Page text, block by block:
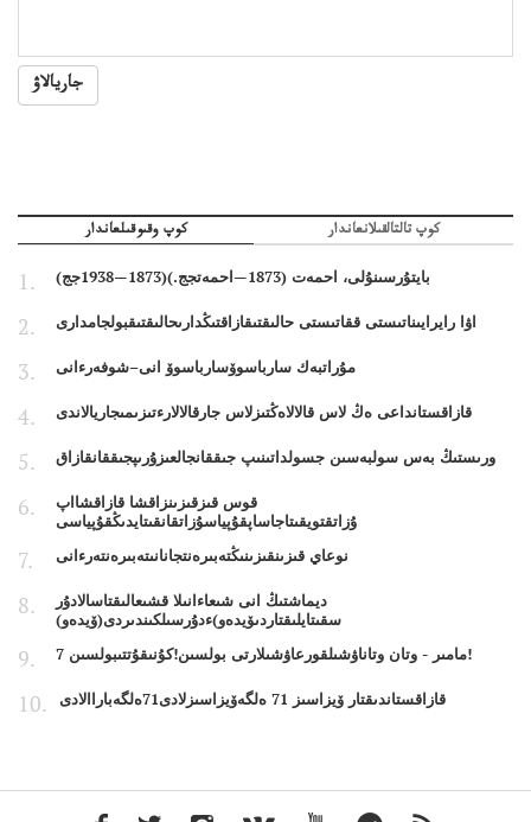
جاريالاۋ
كوپ وقىوقىلعاندار كوپ تالتالقىلانعاندار
بايتۇرسىنۇلى، احمەت (1873—احمەتجج.)(1873—1938جج)
اۋا رايرايىناتىستى ققاتىستى حالىقتىقازاقتىڭدارىحالىقتىقبولجامدارى
مۇراتبەك سارباسوۆسارباسوۆ انى–شوفەرءانى
قازاقستانداعى ەڭ لاس قالالاەڭتىزلاس جارقالالارءتىزىمىجاريالاندى
ورىستىڭ بەس سولبەسىن جسولداتىنىپ جىققانجالعىزۇرىپجىققانقازاق
قوس قىزقىزىنزاقشا قازاقشااپ
ۇزاتقتويقىتاجاساپقۇپياسۇزاتقانقىتايدىڭقۇپياسى
نوعاي قىزىنقىزىنىڭتەبىرەنتجانانىتەبىرەنتەرءانى
ديماشتىڭ انى شىعاءانىلا قشىعالىقتاسالادۇر
سقىتايلىقتاردىۆيدەو)ءدۇرسىلكىندىردى(ۆيدەو)
7 مامىر - وتان وتاناۋشىلقورعاۋشىلارتى بولسىن!كۇنىقۇتتىبولسىن!
قازاقستاندىقتار ۆيزاسىز 71 ەلگەۆيزاسىزلادى71ەلگەباراالادى